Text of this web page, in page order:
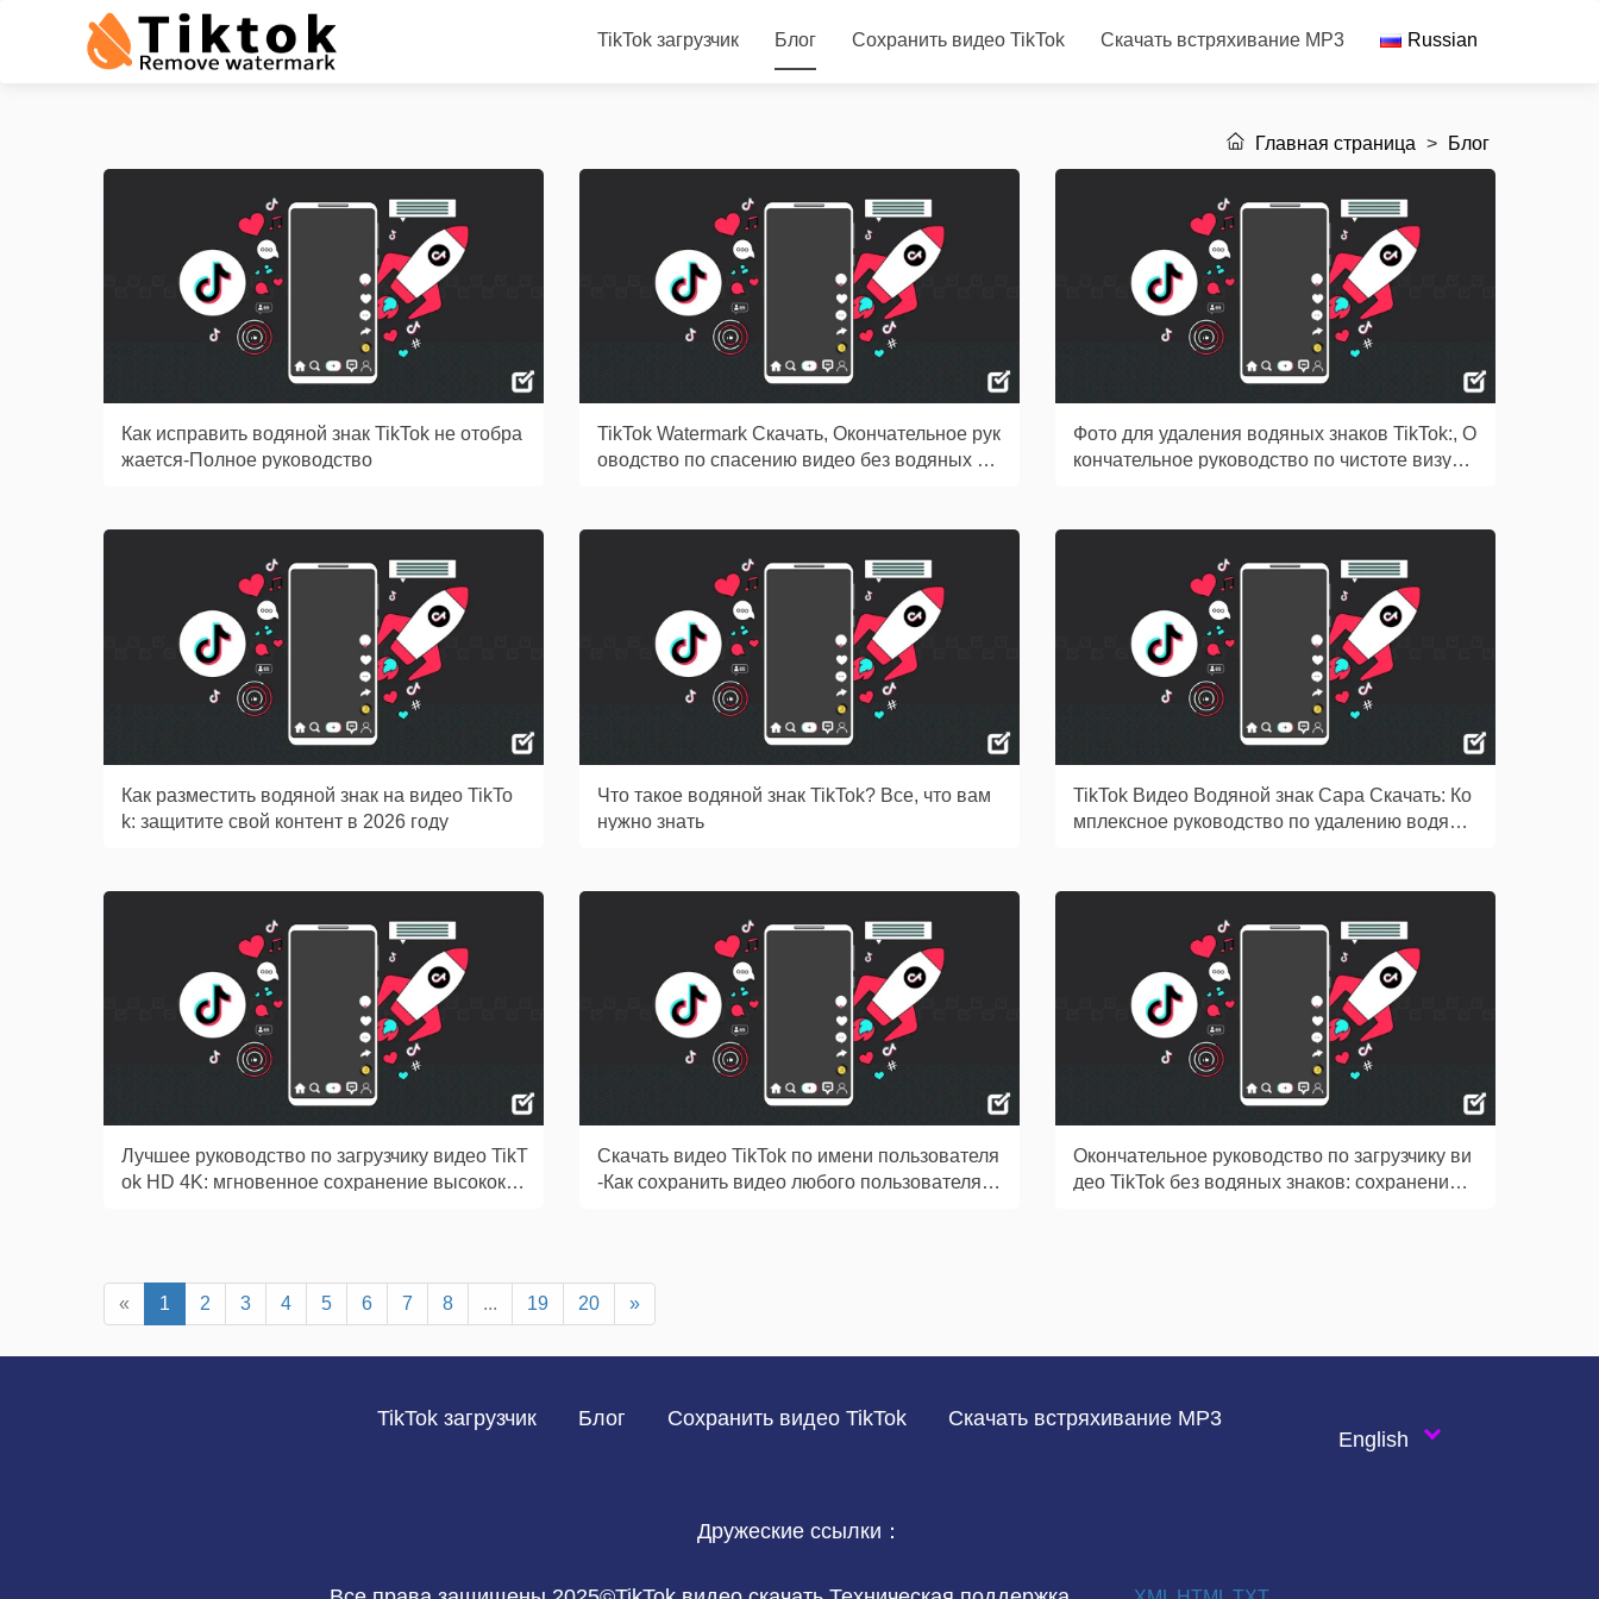
TikTok загрузчик Блог Сохранить видео TikTok Скачать встряхивание MP3 Russian
Главная страница > Блог
Как исправить водяной знак TikTok не отобра
жается-Полное руководство
TikTok Watermark Скачать, Окончательное рук
оводство по спасению видео без водяных зн
Фото для удаления водяных знаков TikTok:, О
кончательное руководство по чистоте визуал
Как разместить водяной знак на видео TikTo
k: защитите свой контент в 2026 году
Что такое водяной знак TikTok? Все, что вам
нужно знать
TikTok Видео Водяной знак Сара Скачать: Ко
мплексное руководство по удалению водяны
Лучшее руководство по загрузчику видео TikT
ok HD 4K: мгновенное сохранение высококач
Скачать видео TikTok по имени пользователя
-Как сохранить видео любого пользователя з
Окончательное руководство по загрузчику ви
део TikTok без водяных знаков: сохранение к
« 1 2 3 4 5 6 7 8 ... 19 20 »
TikTok загрузчик Блог Сохранить видео TikTok
Скачать встряхивание MP3
English
Дружеские ссылки：